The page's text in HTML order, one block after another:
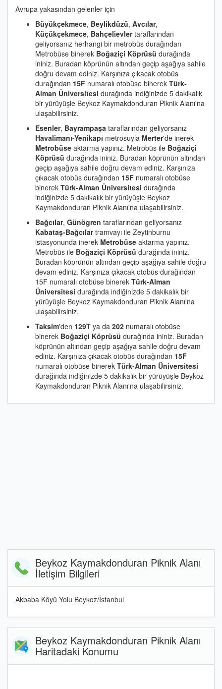
Avrupa yakasından gelenler için
Büyükçekmece, Beylikdüzü, Avcılar,
Küçükçekmece, Bahçelievlertaraflarından
geliyorsanız herhangi bir metrobüs durağından
Metrobüse binerek Boğaziçi Köprüsü durağında
ininiz. Buradan köprünün altından geçip aşağıya sahile
doğru devam ediniz. Karşınıza çıkacak otobüs
durağından 15F numaralı otobüse binerek Türk-
Alman Üniversitesi durağında indiğinizde 5 dakikalık
bir yürüyüşle Beykoz Kaymakdonduran Piknik Alanı'na
ulaşabilirsiniz.
Esenler, Bayrampaşa taraflarından geliyorsanız
Havalimanı-Yenikapı metrosuyla Merter'de inerek
Metrobüse aktarma yapınız. Metrobüs ile Boğaziçi
Köprüsü durağında ininiz. Buradan köprünün altından
geçip aşağıya sahile doğru devam ediniz. Karşınıza
çıkacak otobüs durağından 15F numaralı otobüse
binerek Türk-Alman Üniversitesi durağında
indiğinizde 5 dakikalık bir yürüyüşle Beykoz
Kaymakdonduran Piknik Alanı'na ulaşabilirsiniz.
Bağcılar, Günögren taraflarından geliyorsanız
Kabataş-Bağcılartramvayı ile Zeytinburnu
istasyonunda inerek Metrobüse aktarma yapınız.
Metrobüs ile Boğaziçi Köprüsü durağında ininiz.
Buradan köprünün altından geçip aşağıya sahile doğru
devam ediniz. Karşınıza çıkacak otobüs durağından
15F numaralı otobüse binerek Türk-Alman
Üniversitesi durağında indiğinizde 5 dakikalık bir
yürüyüşle Beykoz Kaymakdonduran Piknik Alanı'na
ulaşabilirsiniz.
Taksim'den 129T ya da 202 numaralı otobüse
binerek Boğaziçi Köprüsü durağında ininiz. Buradan
köprünün altından geçip aşağıya sahile doğru devam
ediniz. Karşınıza çıkacak otobüs durağından 15F
numaralı otobüse binerek Türk-Alman Üniversitesi
durağında indiğinizde 5 dakikalık bir yürüyüşle Beykoz
Kaymakdonduran Piknik Alanı'na ulaşabilirsiniz.
Beykoz Kaymakdonduran Piknik Alanı
İletişim Bilgileri
Akbaba Köyü Yolu Beykoz/İstanbul
Beykoz Kaymakdonduran Piknik Alanı
Haritadaki Konumu